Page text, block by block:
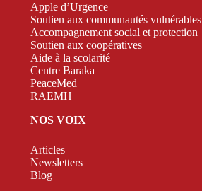
Apple d’Urgence
Soutien aux communautés vulnérables
Accompagnement social et protection
Soutien aux coopératives
Aide à la scolarité
Centre Baraka
PeaceMed
RAEMH
NOS VOIX
Articles
Newsletters
Blog